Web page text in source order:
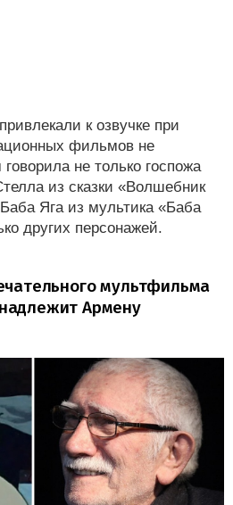
к озвучке при
фильмов не
не только госпожа
из сказки «Волшебник
Яга из мультика «Баба
других персонажей.
мультфильма
Армену